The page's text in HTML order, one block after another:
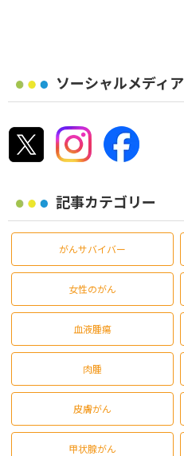
ソーシャルメディア
記事カテゴリー
がんサバイバー
女性のがん
血液腫瘍
肉腫
皮膚がん
甲状腺がん